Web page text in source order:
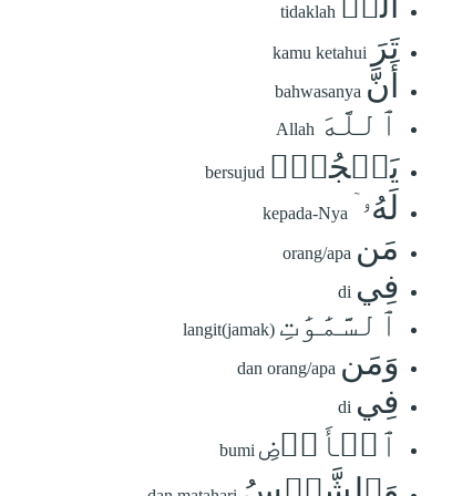
tidaklah
تَرَ kamu ketahui
أَنَّ bahwasanya
ٱللَّهَ Allah
يَسۡجُدُۤ bersujud
لَهُۥۤ kepada-Nya
مَن orang/apa
فِي di
ٱلسَّمَٰوَٰتِ langit(jamak)
وَمَن dan orang/apa
فِي di
ٱلۡأَرۡضِ bumi